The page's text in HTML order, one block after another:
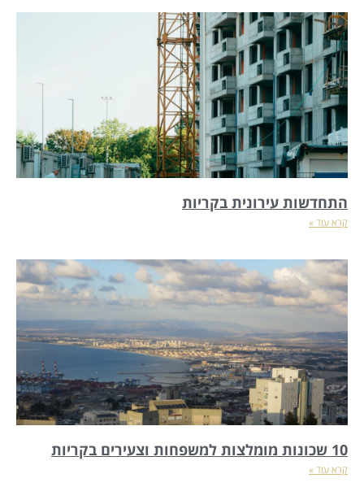
התחדשות עירונית בקריות
קרא עוד »
10 שכונות מומלצות למשפחות וצעירים בקריות
קרא עוד »